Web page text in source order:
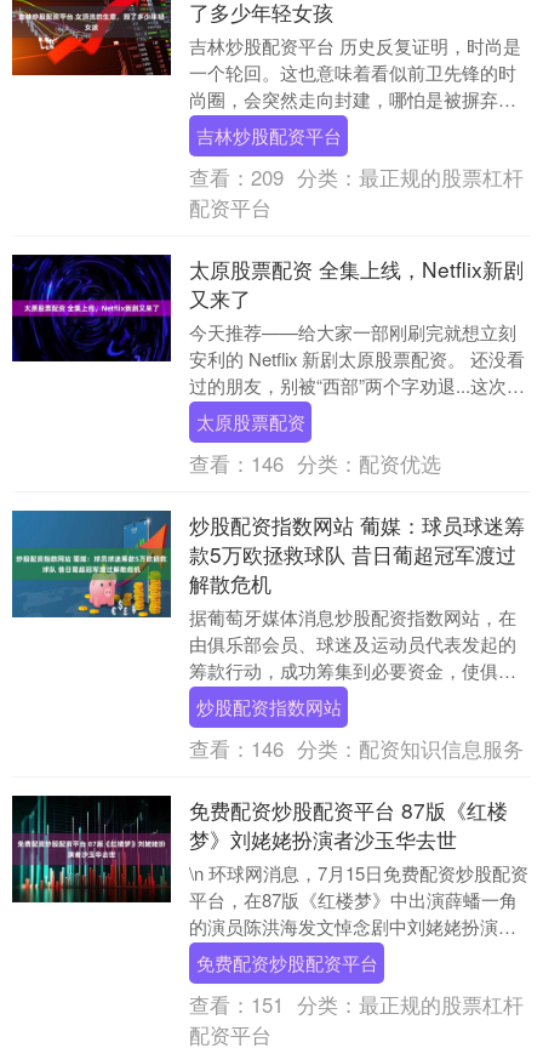
了多少年轻女孩
吉林炒股配资平台 历史反复证明，时尚是
一个轮回。这也意味着看似前卫先锋的时
尚圈，会突然走向封建，哪怕是被摒弃好
几个世纪的糟粕，可能在2026年打着时尚
的旗号死灰....
吉林炒股配资平台
查看： 209 分类： 最正规的股票杠杆
配资平台
太原股票配资 全集上线，Netflix新剧
又来了
今天推荐——给大家一部刚刷完就想立刻
安利的 Netflix 新剧太原股票配资。 还没看
过的朋友，别被“西部”两个字劝退...这次不
是那种一路开枪狠狠干到底的路数....
太原股票配资
查看： 146 分类： 配资优选
炒股配资指数网站 葡媒：球员球迷筹
款5万欧拯救球队 昔日葡超冠军渡过
解散危机
据葡萄牙媒体消息炒股配资指数网站，在
由俱乐部会员、球迷及运动员代表发起的
筹款行动，成功筹集到必要资金，使俱乐
部得以恢复体育活动后，博阿维斯塔最早
可能于当地时间下....
炒股配资指数网站
查看： 146 分类： 配资知识信息服务
免费配资炒股配资平台 87版《红楼
梦》刘姥姥扮演者沙玉华去世
\n 环球网消息，7月15日免费配资炒股配资
平台，在87版《红楼梦》中出演薛蟠一角
的演员陈洪海发文悼念剧中刘姥姥扮演
者、一级演员沙玉华。 \n 祭文中追
忆，“她....
免费配资炒股配资平台
查看： 151 分类： 最正规的股票杠杆
配资平台